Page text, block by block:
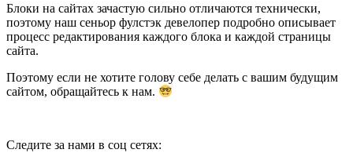
Блоки на сайтах зачастую сильно отличаются технически,
поэтому наш сеньор фулстэк девелопер подробно описывает
процесс редактирования каждого блока и каждой страницы
сайта.
Поэтому если не хотите голову себе делать с вашим будущим
сайтом, обращайтесь к нам.
Следите за нами в соц сетях: